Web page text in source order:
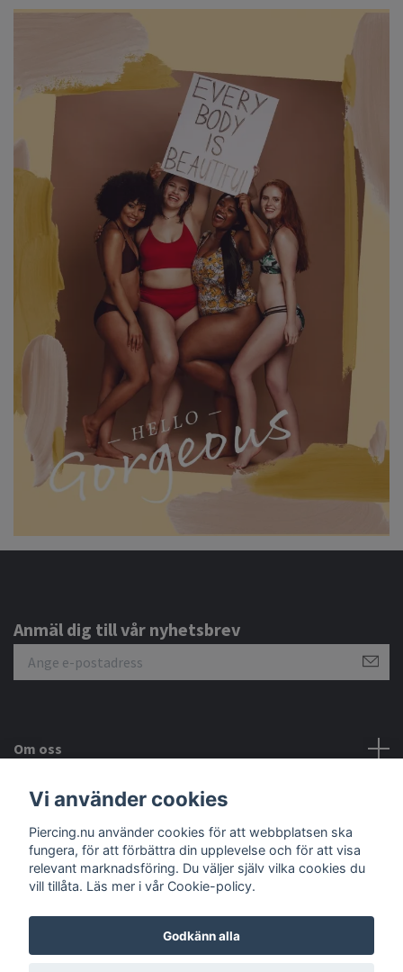
Anmäl dig till vår nyhetsbrev
Om oss
Kundtjänst
Sociala medier
Vi använder cookies
Piercing.nu använder cookies för att webbplatsen ska
fungera, för att förbättra din upplevelse och för att visa
relevant marknadsföring. Du väljer själv vilka cookies du
vill tillåta. Läs mer i vår Cookie-policy.
Godkänn alla